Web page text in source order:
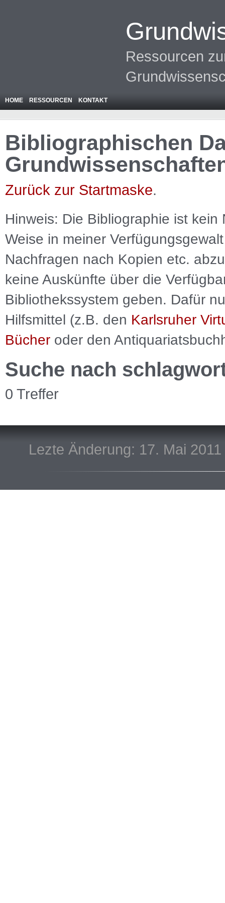
Ressourcen
HOME RESSOURCEN KONTAKT
Bibliographischen
Zurück zur Startmaske.
Hinweis: Die Bibliographie ist kein
Weise in meiner
Nachfragen nach Kopien etc.
keine Auskünfte über die
Bibliothekssystem geben. Dafür
Hilfsmittel (z.B. den Karlsruher
Bücher oder den
Suche nach
0 Treffer
Lezte Änderung: 17. Mai